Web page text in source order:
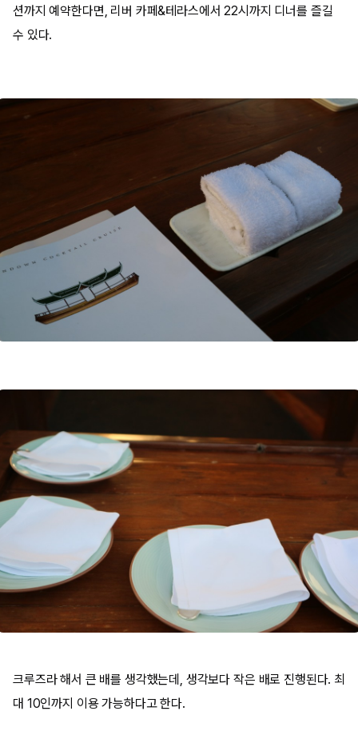
션까지 예약한다면, 리버 카페&테라스에서 22시까지 디너를 즐길
수 있다.
크루즈라 해서 큰 배를 생각했는데, 생각보다 작은 배로 진행된다. 최
대 10인까지 이용 가능하다고 한다.